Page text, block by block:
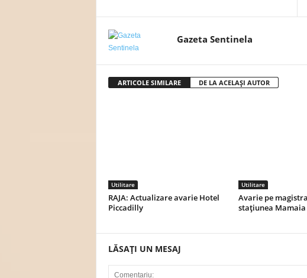
Gazeta Sentinela
ARTICOLE SIMILARE DE LA ACELAȘI AUTOR
Utilitare
RAJA: Actualizare avarie Hotel
Piccadilly
Utilitare
Avarie pe
stațiunea Mamaia
LĂSAȚI UN MESAJ